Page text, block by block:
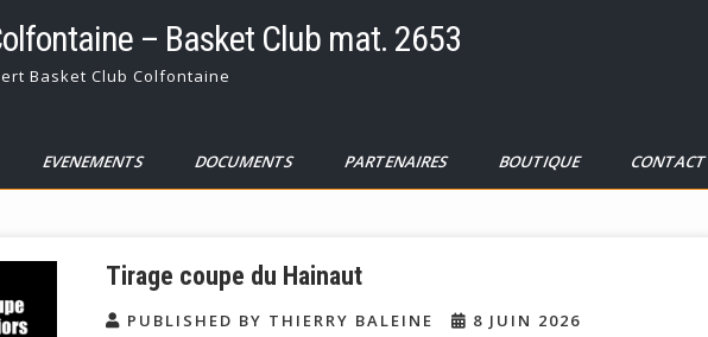
– Basket Club mat. 2653
Basket Club Colfontaine
EVENEMENTS DOCUMENTS PARTENAIRES BOUTIQUE CONTACT
Tirage coupe du Hainaut
PUBLISHED BY THIERRY BALEINE 8 JUIN 2026